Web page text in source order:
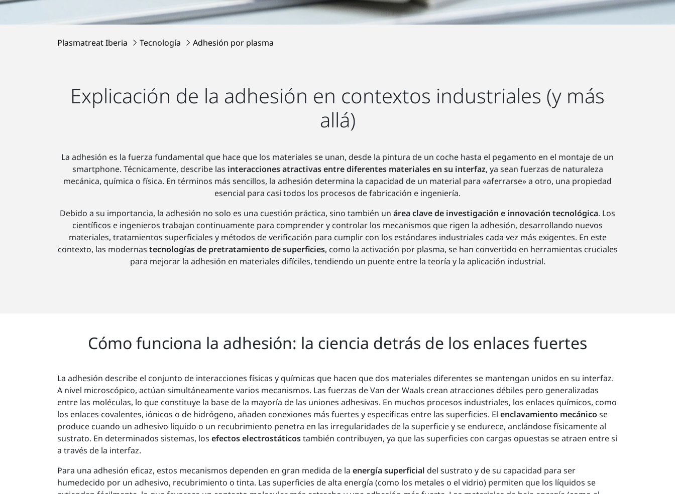
Plasmatreat Iberia Tecnología Adhesión por plasma
Explicación de la adhesión en contextos industriales (y más
allá)
La adhesión es la fuerza fundamental que hace que los materiales se unan, desde la pintura de un coche hasta el pegamento en el montaje de un
smartphone. Técnicamente, describe las interacciones atractivas entre diferentes materiales en su interfaz, ya sean fuerzas de naturaleza
mecánica, química o física. En términos más sencillos, la adhesión determina la capacidad de un material para «aferrarse» a otro, una propiedad
esencial para casi todos los procesos de fabricación e ingeniería.
Debido a su importancia, la adhesión no solo es una cuestión práctica, sino también un área clave de investigación e innovación tecnológica. Los
científicos e ingenieros trabajan continuamente para comprender y controlar los mecanismos que rigen la adhesión, desarrollando nuevos
materiales, tratamientos superficiales y métodos de verificación para cumplir con los estándares industriales cada vez más exigentes. En este
contexto, las modernas tecnologías de pretratamiento de superficies, como la activación por plasma, se han convertido en herramientas cruciales
para mejorar la adhesión en materiales difíciles, tendiendo un puente entre la teoría y la aplicación industrial.
Cómo funciona la adhesión: la ciencia detrás de los enlaces fuertes
La adhesión describe el conjunto de interacciones físicas y químicas que hacen que dos materiales diferentes se mantengan unidos en su interfaz.
A nivel microscópico, actúan simultáneamente varios mecanismos. Las fuerzas de Van der Waals crean atracciones débiles pero generalizadas
entre las moléculas, lo que constituye la base de la mayoría de las uniones adhesivas. En muchos procesos industriales, los enlaces químicos, como
los enlaces covalentes, iónicos o de hidrógeno, añaden conexiones más fuertes y específicas entre las superficies. El enclavamiento mecánico se
produce cuando un adhesivo líquido o un recubrimiento penetra en las irregularidades de la superficie y se endurece, anclándose físicamente al
sustrato. En determinados sistemas, los efectos electrostáticostambién contribuyen, ya que las superficies con cargas opuestas se atraen entre sí
a través de la interfaz.
Para una adhesión eficaz, estos mecanismos dependen en gran medida de la energía superficial del sustrato y de su capacidad para ser
humedecido por un adhesivo, recubrimiento o tinta. Las superficies de alta energía (como los metales o el vidrio) permiten que los líquidos se